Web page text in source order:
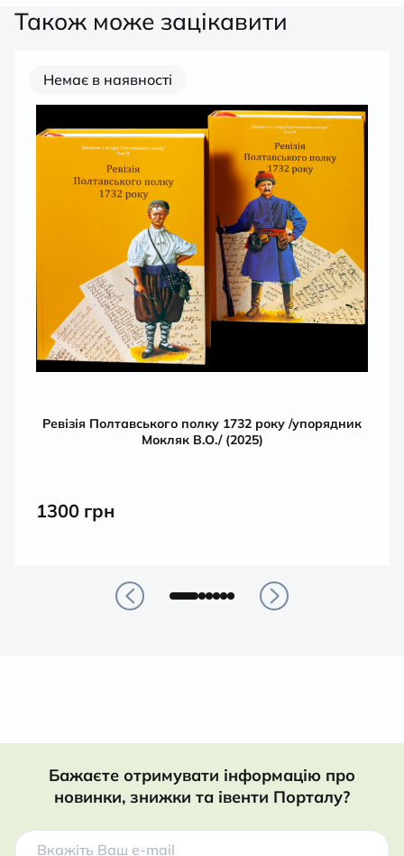
Також може зацікавити
Немає в наявності
Ревізія Полтавського полку 1732 року /упорядник
Мокляк В.О./ (2025)
1300 грн
Бажаєте отримувати інформацію про
новинки, знижки та івенти Порталу?